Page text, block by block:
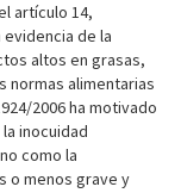
artículo 14,
evidencia de la
altos en grasas,
normas alimentarias
2006 ha motivado
inocuidad
como la
o menos grave y